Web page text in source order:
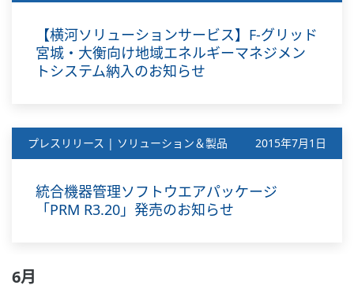
【横河ソリューションサービス】F-グリッド
宮城・大衡向け地域エネルギーマネジメン
トシステム納入のお知らせ
プレスリリース | ソリューション＆製品 2015年7月1日
統合機器管理ソフトウエアパッケージ
「PRM R3.20」発売のお知らせ
6月